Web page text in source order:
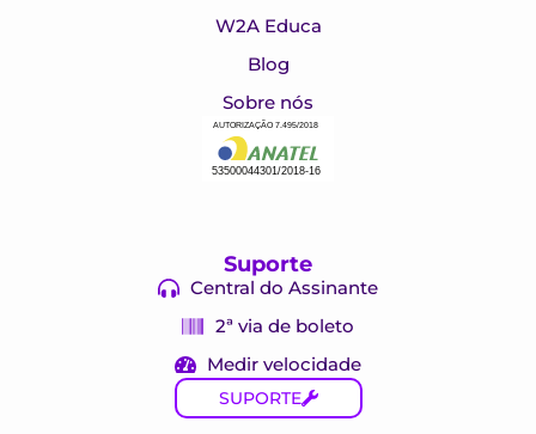
W2A Educa
Blog
Sobre nós
Suporte
Central do Assinante
2ª via de boleto
Medir velocidade
SUPORTE